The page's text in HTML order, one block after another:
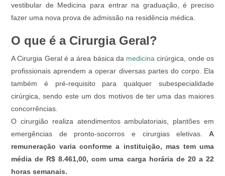
vestibular de Medicina para entrar na graduação, é preciso
fazer uma nova prova de admissão na residência médica.
O que é a Cirurgia Geral?
A Cirurgia Geral é a área básica da medicina cirúrgica, onde os
profissionais aprendem a operar diversas partes do corpo. Ela
também é pré-requisito para qualquer subespecialidade
cirúrgica, sendo este um dos motivos de ter uma das maiores
concorrências.
O cirurgião realiza atendimentos ambulatoriais, plantões em
emergências de pronto-socorros e cirurgias eletivas.
A
remuneração varia conforme a instituição, mas tem uma
média de R$ 8.461,00, com uma carga horária de 20 a 22
horas semanais.